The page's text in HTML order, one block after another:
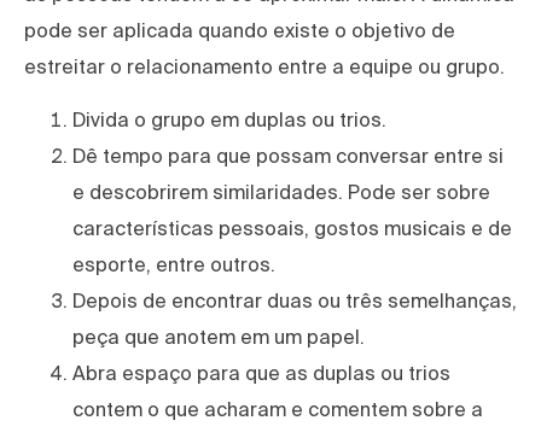
pode ser aplicada quando existe o objetivo de
estreitar o relacionamento entre a equipe ou grupo.
Divida o grupo em duplas ou trios.
Dê tempo para que possam conversar entre si
e descobrirem similaridades. Pode ser sobre
características pessoais, gostos musicais e de
esporte, entre outros.
Depois de encontrar duas ou três semelhanças,
peça que anotem em um papel.
Abra espaço para que as duplas ou trios
contem o que acharam e comentem sobre a